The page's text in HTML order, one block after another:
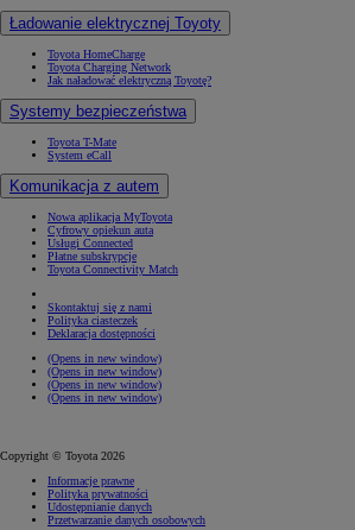
Ładowanie elektrycznej Toyoty
Toyota HomeCharge
Toyota Charging Network
Jak naładować elektryczną Toyotę?
Systemy bezpieczeństwa
Toyota T-Mate
System eCall
Komunikacja z autem
Nowa aplikacja MyToyota
Cyfrowy opiekun auta
Usługi Connected
Płatne subskrypcje
Toyota Connectivity Match
Skontaktuj się z nami
Polityka ciasteczek
Deklaracja dostępności
(Opens in new window)
(Opens in new window)
(Opens in new window)
(Opens in new window)
Copyright © Toyota 2026
Informacje prawne
Polityka prywatności
Udostępnianie danych
Przetwarzanie danych osobowych